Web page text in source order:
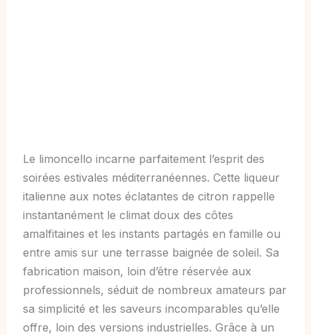
Le limoncello incarne parfaitement l’esprit des
soirées estivales méditerranéennes. Cette liqueur
italienne aux notes éclatantes de citron rappelle
instantanément le climat doux des côtes
amalfitaines et les instants partagés en famille ou
entre amis sur une terrasse baignée de soleil. Sa
fabrication maison, loin d’être réservée aux
professionnels, séduit de nombreux amateurs par
sa simplicité et les saveurs incomparables qu’elle
offre, loin des versions industrielles. Grâce à un